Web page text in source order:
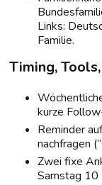
Links:
Familie.
Timing,
kurze
Reminder
nachfragen
Zwei fixe
Samstag 10